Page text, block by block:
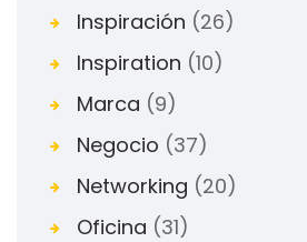
Inspiración (26)
Inspiration (10)
Marca (9)
Negocio (37)
Networking (20)
Oficina (31)